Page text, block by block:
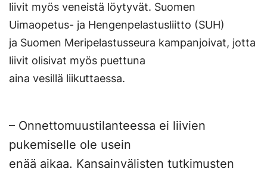
liivit myös veneistä löytyvät. Suomen
Uimaopetus- ja Hengenpelastusliitto (SUH)
ja Suomen Meripelastusseura kampanjoivat, jotta
liivit olisivat myös puettuna
aina vesillä liikuttaessa.
– Onnettomuustilanteessa ei liivien
pukemiselle ole usein
enää aikaa. Kansainvälisten tutkimusten